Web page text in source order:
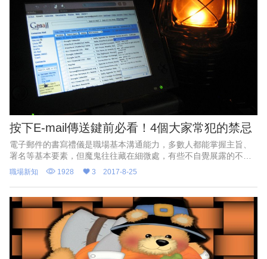
按下E-mail傳送鍵前必看！4個大家常犯的禁忌
電子郵件的書寫禮儀是職場基本溝通能力，多數人都能掌握主旨、
署名等基本要素，但魔鬼往往藏在細微處，有些不自覺展露的不得
宜處，收件方未必會明說，卻可能扣減分數。
職場新知 1928 3 2017-8-25